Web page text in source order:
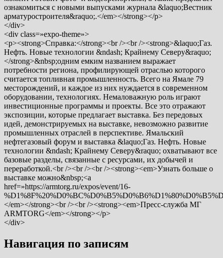
ознакомиться с новыми выпусками журнала &laquo;Вестник
арматуростроителя&raquo;.</em></strong></p>
</div>
<div class=»expo-theme»>
<p><strong>Справка:</strong><br /><br /><strong>&laquo;Газ.
Нефть. Новые технологии &ndash; Крайнему Северу&raquo;
</strong>&nbsp;одним емким названием выражает
потребности региона, профилирующей отраслью которого
считается топливная промышленность. Всего на Ямале 79
месторождений, и каждое из них нуждается в современном
оборудовании, технологиях. Немаловажную роль играют
инвестиционные программы и проекты. Все это отражают
экспозиции, которые предлагает выставка. Без передовых
идей, демонстрируемых на выставке, невозможно развитие
промышленных отраслей в перспективе. Ямальский
нефтегазовый форум и выставка &laquo;Газ. Нефть. Новые
технологии &ndash; Крайнему Северу&raquo; охватывают все
базовые разделы, связанные с ресурсами, их добычей и
переработкой.<br /><br /><br /><strong><em>Узнать больше о
выставке можно&nbsp;<a
href=»https://armtorg.ru/expos/event/16-
</em></strong><br /><br /><strong><em>Пресс-служба МГ
ARMTORG</em></strong></p>
</div>
Навигация по записям